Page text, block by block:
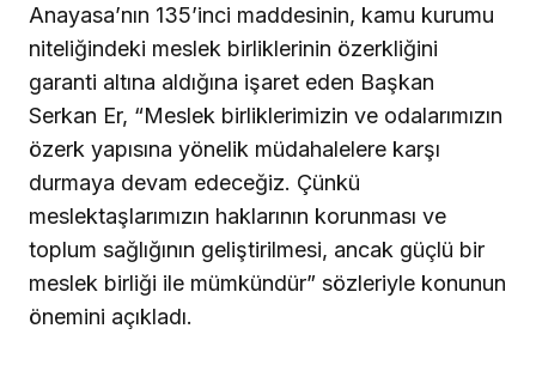
Anayasa’nın 135’inci maddesinin, kamu kurumu
niteliğindeki meslek birliklerinin özerkliğini
garanti altına aldığına işaret eden Başkan
Serkan Er, “Meslek birliklerimizin ve odalarımızın
özerk yapısına yönelik müdahalelere karşı
durmaya devam edeceğiz. Çünkü
meslektaşlarımızın haklarının korunması ve
toplum sağlığının geliştirilmesi, ancak güçlü bir
meslek birliği ile mümkündür” sözleriyle konunun
önemini açıkladı.